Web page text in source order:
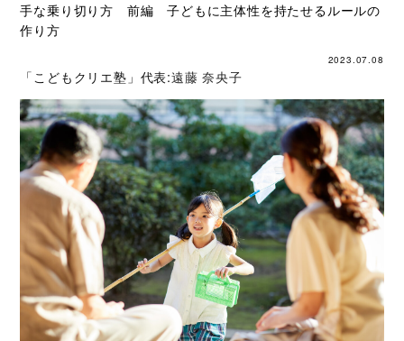
手な乗り切り方 前編 子どもに主体性を持たせるルールの
作り方
2023.07.08
「こどもクリエ塾」代表:遠藤 奈央子